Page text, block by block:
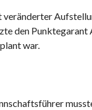
den Punktegarant
war.